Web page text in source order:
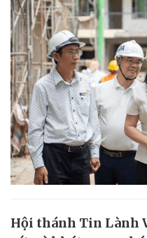
Hội thánh Tin Lành